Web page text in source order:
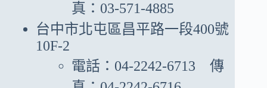
真：03-571-4885
台中市北屯區昌平路一段400號
10F-2
電話：04-2242-6713 傳